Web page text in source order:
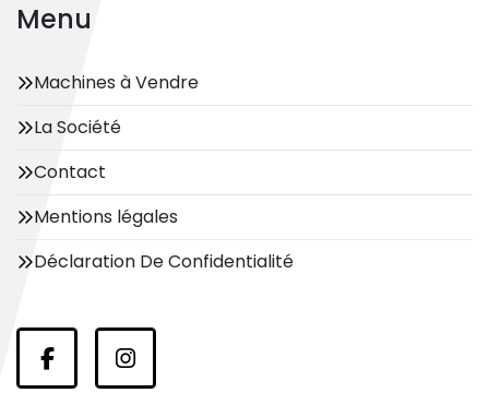
Menu
Machines à Vendre
La Société
Contact
Mentions légales
Déclaration De Confidentialité
facebookinstagram